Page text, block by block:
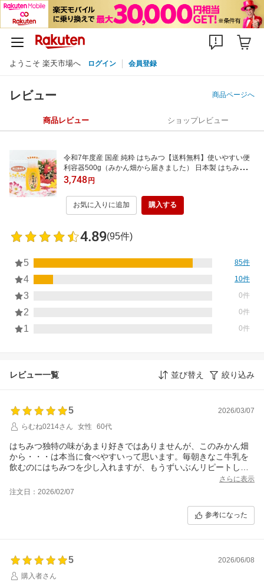
ようこそ 楽天市場へ ログイン 会員登録
レビュー 商品ページへ
商品レビュー ショップレビュー
令和7年度産 国産 純粋 はちみつ【送料無料】使いやすい便
利容器500g（みかん畑から届きました） 日本製 はちみつ
ハチミツ ハニー HONEY 蜂蜜 プラ容器 生産者直送 愛媛県
産 国産蜂蜜 国産ハチミツ 送料無料
3,748円
お気に入りに追加 購入する
4.89(95件)
5 85件
4 10件
3 0件
2 0件
1 0件
レビュー一覧 並び替え 絞り込み
5
2026/03/07
らむね0214さん
女性 60代
はちみつ独特の味があまり好きではありませんが、このみかん畑
から・・・は本当に食べやすいって思います。毎朝きなこ牛乳を
飲むのにはちみつを少し入れますが、もうずいぶんリピートして
さらに表示
注文日：2026/02/07
参考になった
5
2026/06/08
購入者さん